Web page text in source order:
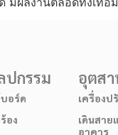
ปกรรม
อร์ด
อง
อุตส
เครื่องป
เดินสา
อาคาร